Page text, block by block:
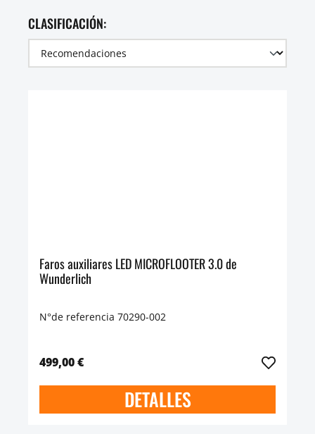
CLASIFICACIÓN:
Faros auxiliares LED MICROFLOOTER 3.0 de
Wunderlich
N°de referencia 70290-002
499,00 €
DETALLES